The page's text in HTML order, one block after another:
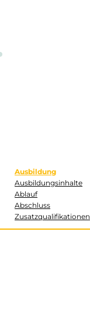
Ausbildung
Ausbildungsinhalte
Ablauf
Abschluss
Zusatzqualifikationen